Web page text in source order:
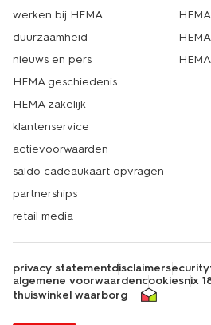
werken bij HEMA
duurzaamheid
nieuws en pers
HEMA geschiedenis
HEMA zakelijk
klantenservice
actievoorwaarden
saldo cadeaukaart opvragen
partnerships
retail media
privacy statementdisclaimersecurity
algemene voorwaardencookiesnix
thuiswinkel waarborg